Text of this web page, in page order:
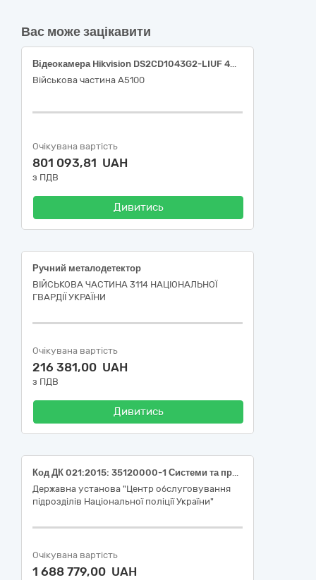
Вас може зацікавити
Відеокамера Hikvision DS2CD1043G2-LIUF 4МП (2.8мм), Комплект відеоспостереження 3
Військова частина А5100
Очікувана вартість
801 093,81 UAH
з ПДВ
Дивитись
Ручний металодетектор
ВІЙСЬКОВА ЧАСТИНА 3114 НАЦІОНАЛЬНОЇ
ГВАРДІЇ УКРАЇНИ
Очікувана вартість
216 381,00 UAH
з ПДВ
Дивитись
Код ДК 021:2015: 35120000-1 Системи та пристрої нагляду та охорони (Система контролю управління доступом (СКУД))
Державна установа "Центр обслуговування
підрозділів Національної поліції України"
Очікувана вартість
1 688 779,00 UAH